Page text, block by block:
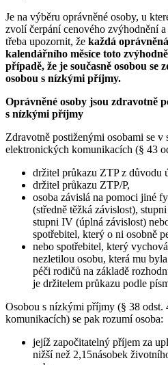
Je na výběru oprávněné osoby, u
zvolí čerpání cenového zvýhodnění
třeba upozornit, že každá
kalendářního měsíce toto
případě, že je současně osobou se
osobou s nízkými příjmy.
Oprávněné osoby jsou zdravotně
s nízkými příjmy
Zdravotně postiženými osobami se v
elektronických komunikacích (§ 43
držitel průkazu ZTP z důvodu
držitel průkazu ZTP/P,
osoba závislá na pomoci jiné
(středně těžká závislost),
stupni IV (úplná závislost)
spotřebitel, který o ni osobně
nebo spotřebitel, který
nezletilou osobu, která mu
péči rodičů na základě
je držitelem průkazu podle
Osobou s nízkými příjmy (§ 38 odst.
komunikacích) se pak rozumí osoba:
jejíž započitatelný příjem za
nižší než 2,15násobek